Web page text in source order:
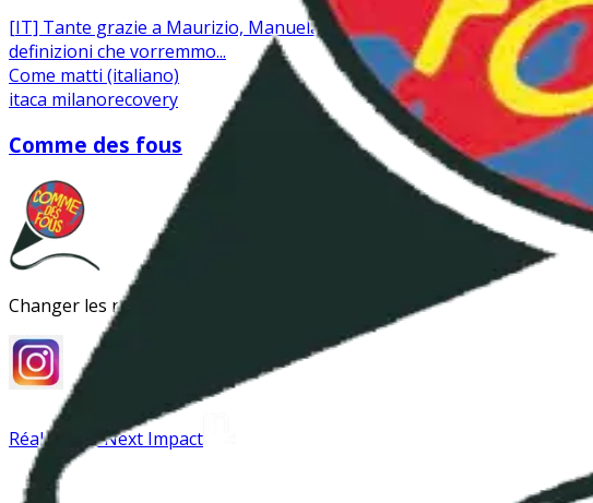
[IT] Tante grazie a Maurizio, Manuela e Silvana per questa prima
definizioni che vorremmo...
Come matti (italiano)
itaca milanorecovery
Comme des fous
Changer les regards sur la folie
Réalisé par Next Impact